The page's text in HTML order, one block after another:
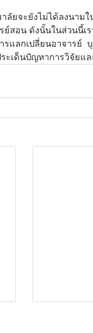
ลัยจะยังไม่ได้ลงนาม
ย์สอน ดังนั้นในส่วนนี้
รแลกเปลี่ยนอาจารย์
ะเด็นปัญหาการวิจัยแ